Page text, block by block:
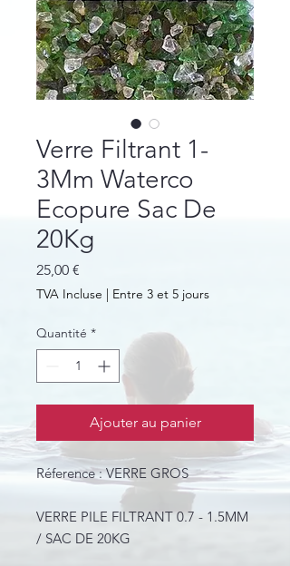
Verre Filtrant 1-
3Mm Waterco
Ecopure Sac De
20Kg
25,00 €
TVA Incluse | Entre 3 et 5 jours
Quantité *
Ajouter au panier
Réference : VERRE GROS
VERRE PILE FILTRANT 0.7 - 1.5MM
/ SAC DE 20KG